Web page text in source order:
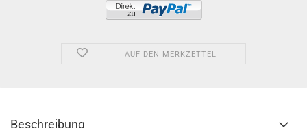
AUF DEN MERKZETTEL
Beschreibung